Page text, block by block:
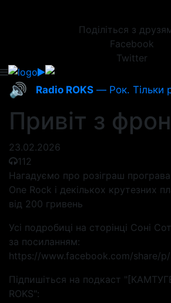
Поділіться з
Facebook
Twitter
🔊 Radio ROKS — Рок. Тільки
Привіт з
23.02.2026
112
Нагадуємо про розіграш
One Rock і декількох крутезних
від 200 гривень
Усі подробиці на сторінці Соні
за посиланням:
https://www.facebook.com/share/p/
Підпишіться на подкаст
ROKS":